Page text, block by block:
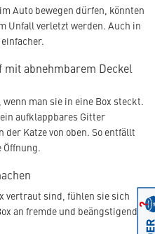
Auto bewegen dürfen, könnten
Unfall verletzt werden. Auch in
abnehmbarem Deckel
man sie in eine Box steckt.
aufklappbares Gitter
Katze von oben. So entfällt
Öffnung.
vertraut sind, fühlen sie sich
an fremde und beängstigende